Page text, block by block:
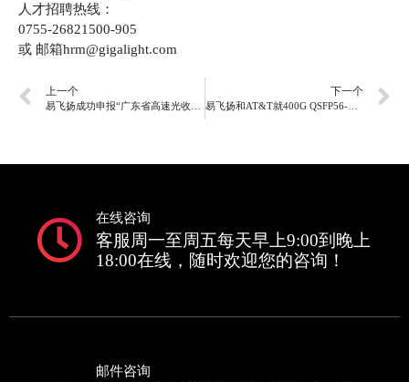
人才招聘热线：
0755-26821500-905
或 邮箱hrm@gigalight.com
上一个 下一个
易飞扬和AT&T就400G QSFP56-DD AOC等产品签署战略合作备忘录
在线咨询
客服周一至周五每天早上9:00到晚上
18:00在线，随时欢迎您的咨询！
邮件咨询